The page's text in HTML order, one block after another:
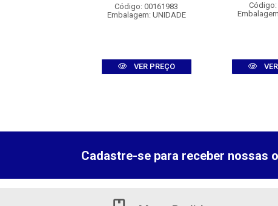
Código: 00161983
Embalagem: UNIDADE
VER PREÇO
Código:
Cadastre-se para receber nossas